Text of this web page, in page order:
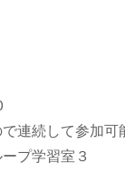
連続して参加可
プ学習室３